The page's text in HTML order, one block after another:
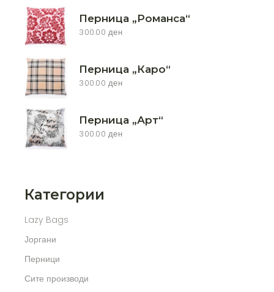
Перница „Романса“
300.00ден
Перница „Каро“
300.00ден
Перница „Арт“
300.00ден
Категории
Lazy Bags
Јоргани
Перници
Сите производи